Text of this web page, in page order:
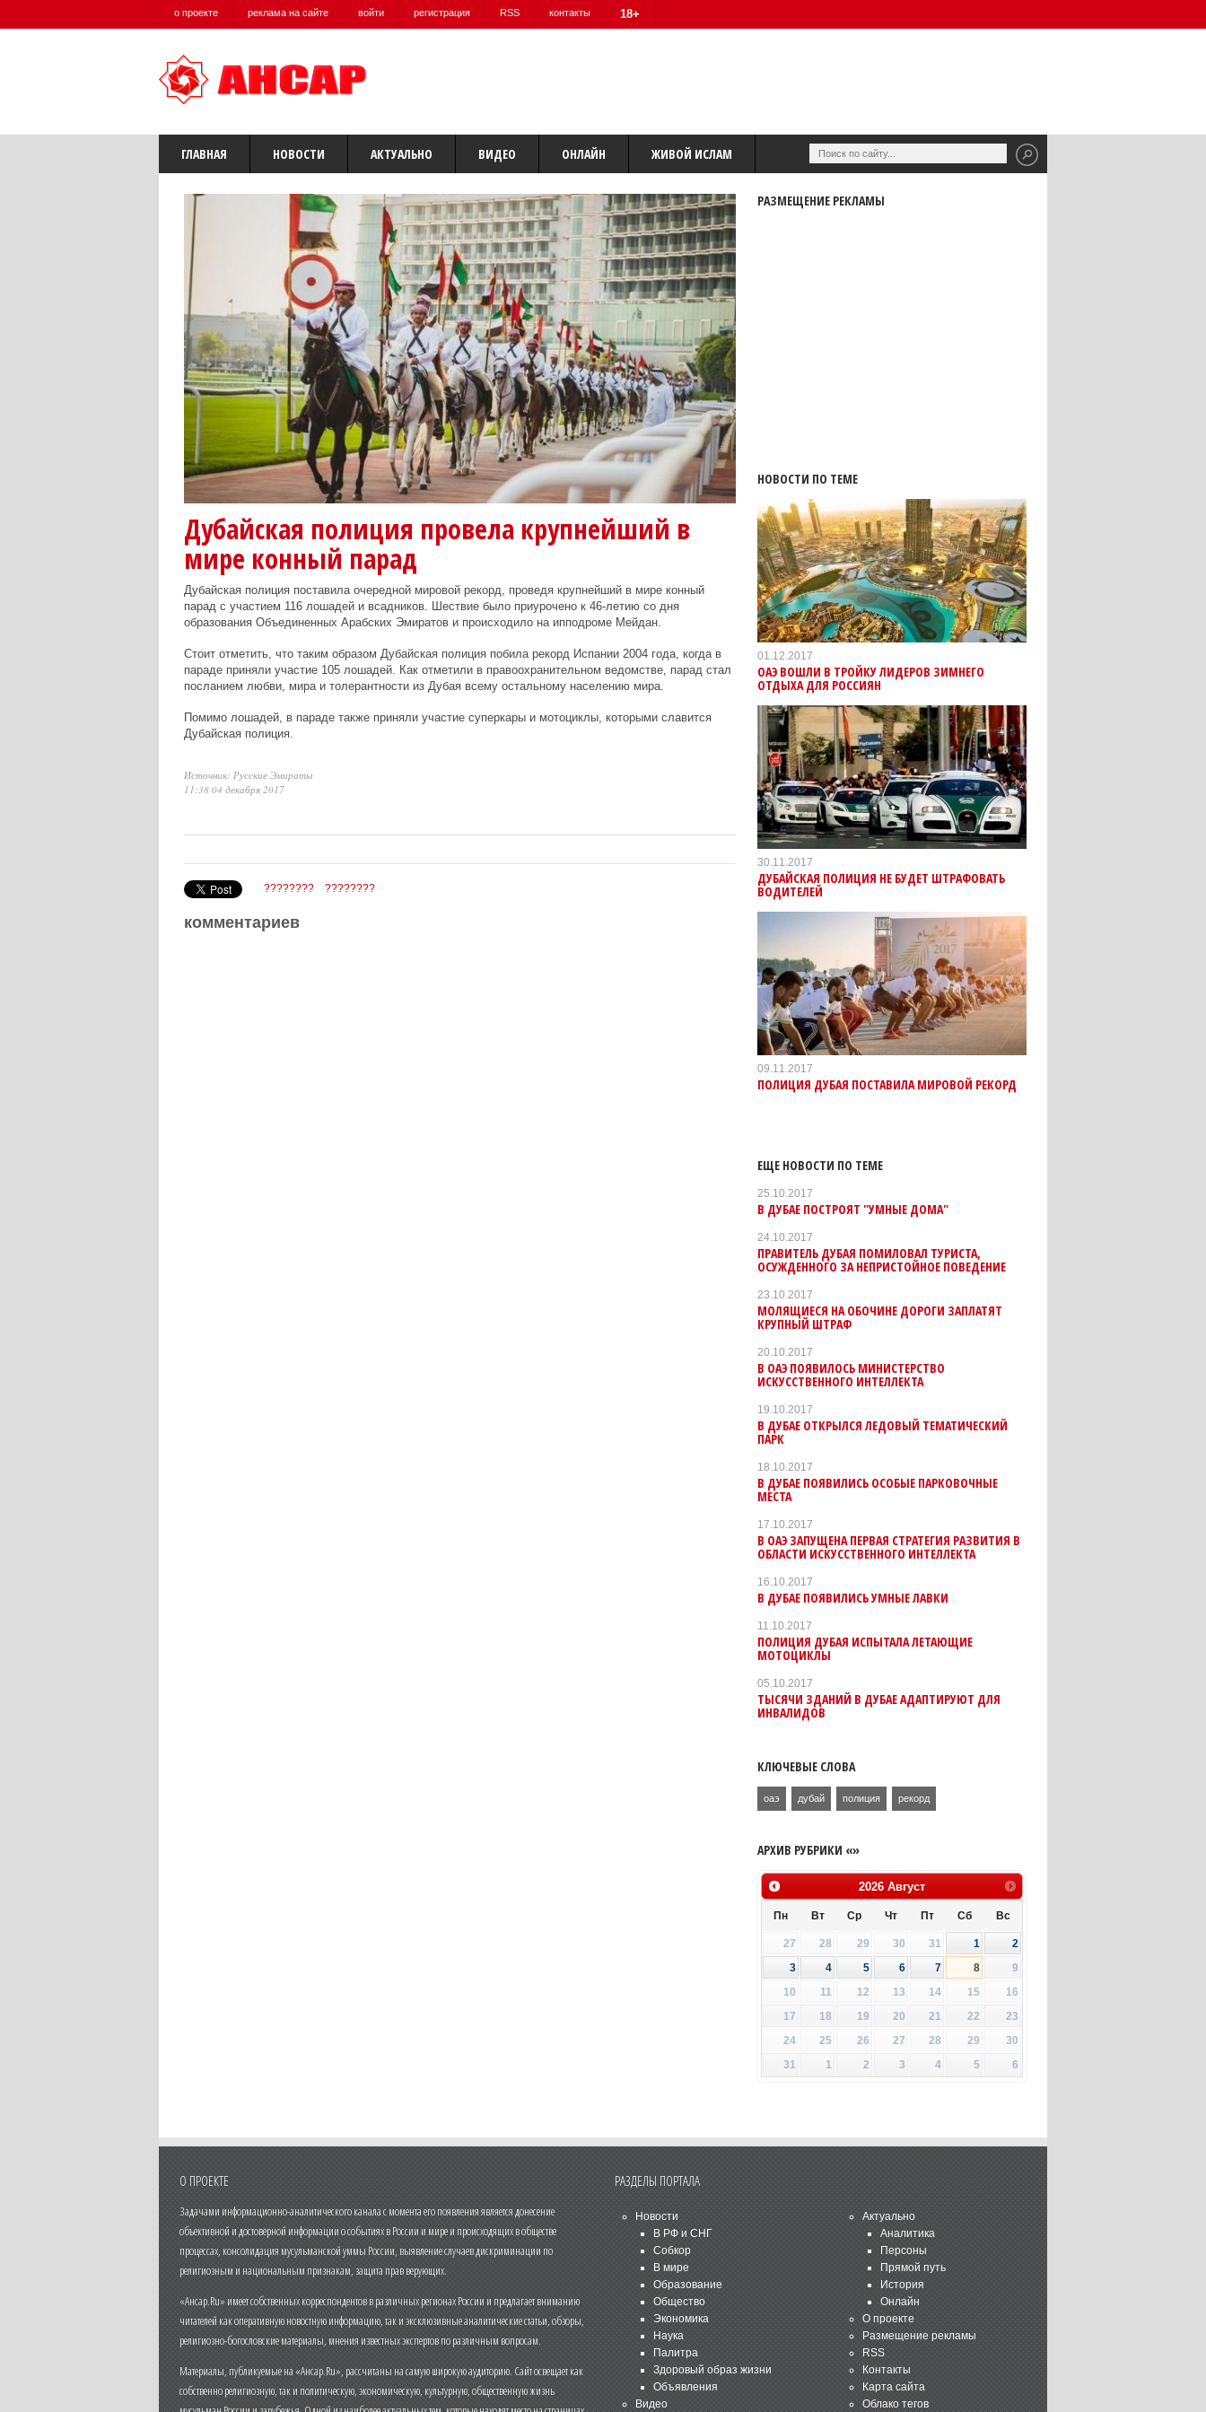
о проекте реклама на сайте войти регистрация RSS контакты 18+
ГЛАВНАЯ НОВОСТИ АКТУАЛЬНО ВИДЕО ОНЛАЙН ЖИВОЙ ИСЛАМ
Дубайская полиция провела крупнейший в
мире конный парад
Дубайская полиция поставила очередной мировой рекорд, проведя крупнейший в мире конный
парад с участием 116 лошадей и всадников. Шествие было приурочено к 46-летию со дня
образования Объединенных Арабских Эмиратов и происходило на ипподроме Мейдан.
Стоит отметить, что таким образом Дубайская полиция побила рекорд Испании 2004 года, когда в
параде приняли участие 105 лошадей. Как отметили в правоохранительном ведомстве, парад стал
посланием любви, мира и толерантности из Дубая всему остальному населению мира.
Помимо лошадей, в параде также приняли участие суперкары и мотоциклы, которыми славится
Дубайская полиция.
Источник: Русские Эмираты
11:38 04 декабря 2017
???????? ????????
комментариев
РАЗМЕЩЕНИЕ РЕКЛАМЫ
НОВОСТИ ПО ТЕМЕ
01.12.2017
ОАЭ ВОШЛИ В ТРОЙКУ ЛИДЕРОВ ЗИМНЕГО
ОТДЫХА ДЛЯ РОССИЯН
30.11.2017
ДУБАЙСКАЯ ПОЛИЦИЯ НЕ БУДЕТ ШТРАФОВАТЬ
ВОДИТЕЛЕЙ
09.11.2017
ПОЛИЦИЯ ДУБАЯ ПОСТАВИЛА МИРОВОЙ РЕКОРД
ЕЩЕ НОВОСТИ ПО ТЕМЕ
25.10.2017
В ДУБАЕ ПОСТРОЯТ "УМНЫЕ ДОМА"
24.10.2017
ПРАВИТЕЛЬ ДУБАЯ ПОМИЛОВАЛ ТУРИСТА,
ОСУЖДЕННОГО ЗА НЕПРИСТОЙНОЕ ПОВЕДЕНИЕ
23.10.2017
МОЛЯЩИЕСЯ НА ОБОЧИНЕ ДОРОГИ ЗАПЛАТЯТ
КРУПНЫЙ ШТРАФ
20.10.2017
В ОАЭ ПОЯВИЛОСЬ МИНИСТЕРСТВО
ИСКУССТВЕННОГО ИНТЕЛЛЕКТА
19.10.2017
В ДУБАЕ ОТКРЫЛСЯ ЛЕДОВЫЙ ТЕМАТИЧЕСКИЙ
ПАРК
18.10.2017
В ДУБАЕ ПОЯВИЛИСЬ ОСОБЫЕ ПАРКОВОЧНЫЕ
МЕСТА
17.10.2017
В ОАЭ ЗАПУЩЕНА ПЕРВАЯ СТРАТЕГИЯ РАЗВИТИЯ В
ОБЛАСТИ ИСКУССТВЕННОГО ИНТЕЛЛЕКТА
16.10.2017
В ДУБАЕ ПОЯВИЛИСЬ УМНЫЕ ЛАВКИ
11.10.2017
ПОЛИЦИЯ ДУБАЯ ИСПЫТАЛА ЛЕТАЮЩИЕ
МОТОЦИКЛЫ
05.10.2017
ТЫСЯЧИ ЗДАНИЙ В ДУБАЕ АДАПТИРУЮТ ДЛЯ
ИНВАЛИДОВ
КЛЮЧЕВЫЕ СЛОВА
оаэ дубай полиция рекорд
АРХИВ РУБРИКИ «»
2026 Август
Пн Вт Ср Чт Пт Сб Вс
27 28 29 30 31 1
2
3
4 5 6 7 8
9
10
11 12 13 14 15
16
17
18 19 20 21 22
23
24
25 26 27 28 29
30
31
1 2 3 4 5 6
О ПРОЕКТЕ
Задачами информационно-аналитического канала с момента его появления является донесение
объективной и достоверной информации о событиях в России и мире и происходящих в обществе
процессах, консолидация мусульманской уммы России, выявление случаев дискриминации по
религиозным и национальным признакам, защита прав верующих.
«Ансар.Ru» имеет собственных корреспондентов в различных регионах России и предлагает вниманию
читателей как оперативную новостную информацию, так и эксклюзивные аналитические статьи, обзоры,
религиозно-богословские материалы, мнения известных экспертов по различным вопросам.
Материалы, публикуемые на «Ансар.Ru», рассчитаны на самую широкую аудиторию. Сайт освещает как
собственно религиозную, так и политическую, экономическую, культурную, общественную жизнь
РАЗДЕЛЫ ПОРТАЛА
Новости
В РФ и СНГ
Собкор
В мире
Образование
Общество
Экономика
Наука
Палитра
Здоровый образ жизни
Объявления
Видео
Актуально
Аналитика
Персоны
Прямой путь
История
Онлайн
О проекте
Размещение рекламы
RSS
Контакты
Карта сайта
Облако тегов